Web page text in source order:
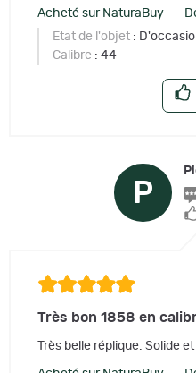
Acheté sur NaturaBuy –
Etat de l'objet :
Calibre : 44
P
Très bon 1858 en
Très belle réplique. Solide